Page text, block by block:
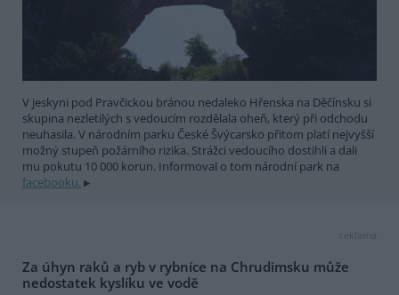
V jeskyni pod Pravčickou bránou nedaleko Hřenska na Děčínsku si
skupina nezletilých s vedoucím rozdělala oheň, který při odchodu
neuhasila. V národním parku České Švýcarsko přitom platí nejvyšší
možný stupeň požárního rizika. Strážci vedoucího dostihli a dali
mu pokutu 10 000 korun. Informoval o tom národní park na
facebooku.
reklama
Za úhyn raků a ryb v rybníce na Chrudimsku může
nedostatek kyslíku ve vodě